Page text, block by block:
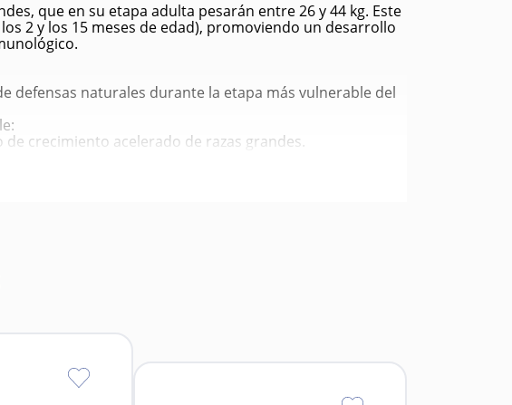
que en su etapa adulta pesarán entre 26 y 44 kg. Este
2 y los 15 meses de edad), promoviendo un desarrollo
defensas naturales durante la etapa más vulnerable del
crecimiento acelerado de razas grandes.
sistema digestivo equilibrado y reducen el olor y volumen
para cachorros de razas grandes.